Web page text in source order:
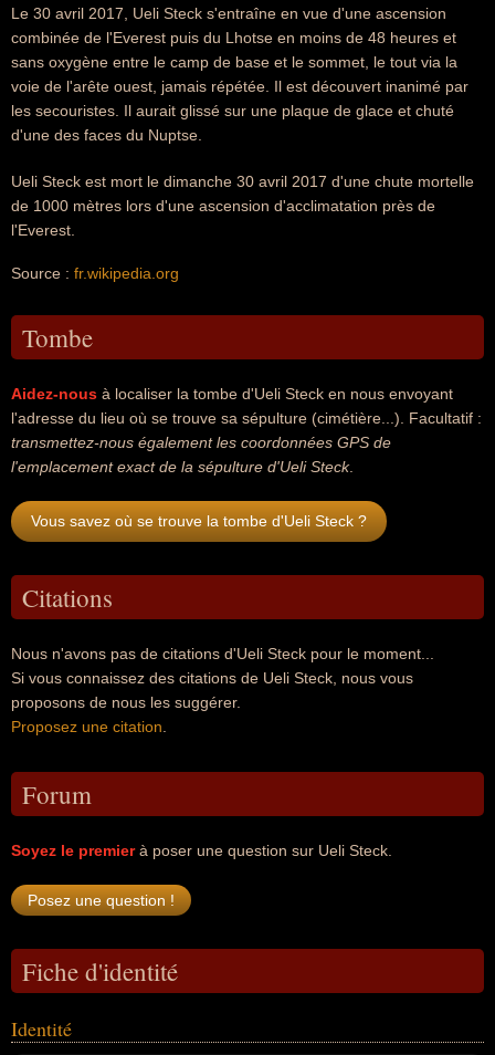
Le 30 avril 2017, Ueli Steck s'entraîne en vue d'une ascension
combinée de l'Everest puis du Lhotse en moins de 48 heures et
sans oxygène entre le camp de base et le sommet, le tout via la
voie de l'arête ouest, jamais répétée. Il est découvert inanimé par
les secouristes. Il aurait glissé sur une plaque de glace et chuté
d'une des faces du Nuptse.
Ueli Steck est mort le dimanche 30 avril 2017 d'une chute mortelle
de 1000 mètres lors d'une ascension d'acclimatation près de
l'Everest.
Source : fr.wikipedia.org
Tombe
Aidez-nous à localiser la tombe d'Ueli Steck en nous envoyant
l'adresse du lieu où se trouve sa sépulture (cimétière...). Facultatif :
transmettez-nous également les coordonnées GPS de
l'emplacement exact de la sépulture d'Ueli Steck.
Vous savez où se trouve la tombe d'Ueli Steck ?
Citations
Nous n'avons pas de citations d'Ueli Steck pour le moment...
Si vous connaissez des citations de Ueli Steck, nous vous
proposons de nous les suggérer.
Proposez une citation
Forum
Soyez le premierà poser une question sur Ueli Steck.
Fiche d'identité
Identité